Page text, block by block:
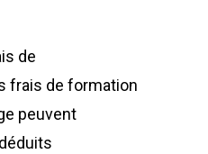
de
frais de formation
peuvent